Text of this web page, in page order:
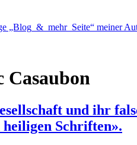
„Blog_&_mehr_Seite“ meiner
Casaubon
und ihr
heiligen Schriften».